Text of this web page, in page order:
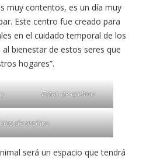
muy contentos, es un día muy
Este centro fue creado para
en el cuidado temporal de los
bienestar de estos seres que
hogares”.
Fotos de archivo
de archivo
será un espacio que tendrá